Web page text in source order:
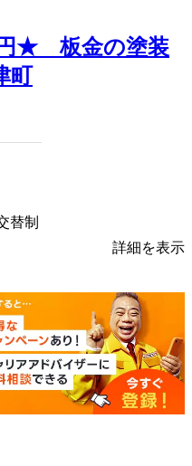
円★ 板金の塗装
町
替制
詳細を表示